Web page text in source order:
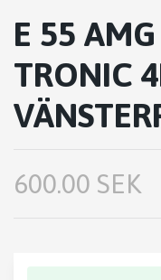
E 55
TRONIC
600.00 SEK